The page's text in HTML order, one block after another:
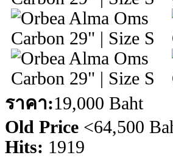
ราคา:19,000 Baht
Old Price <64,500
Hits: 1919